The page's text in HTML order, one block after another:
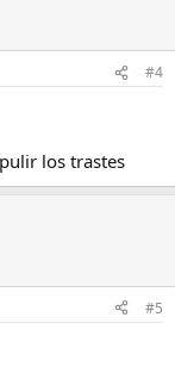
#4
los trastes
#5